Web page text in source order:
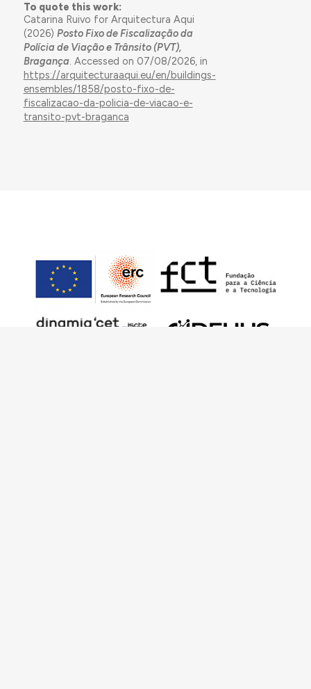
To quote this work:
Catarina Ruivo for Arquitectura Aqui
(2026) Posto Fixo de Fiscalização da
Polícia de Viação e Trânsito (PVT),
Bragança. Accessed on 07/08/2026, in
https://arquitecturaaqui.eu/en/buildings-
ensembles/1858/posto-fixo-de-
fiscalizacao-da-policia-de-viacao-e-
transito-pvt-braganca